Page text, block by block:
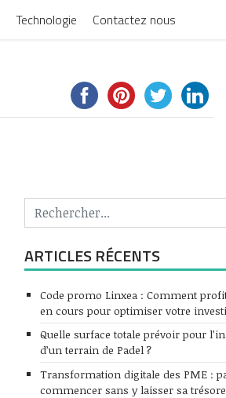
Technologie Contactez nous
ARTICLES RÉCENTS
Code promo Linxea : Comment
en cours pour optimiser votre
Quelle surface totale prévoir pour
d’un terrain de Padel ?
Transformation digitale des PME :
commencer sans y laisser sa